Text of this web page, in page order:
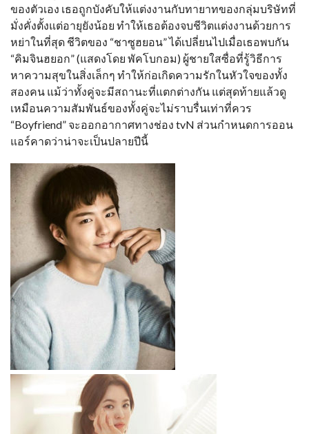
ของตัวเอง เธอถูกบังคับให้แต่งงานกับทายาทของกลุ่มบริษัทที่
มั่งคั่งตั้งแต่อายุยังน้อย ทำให้เธอต้องจบชีวิตแต่งงานด้วยการ
หย่าในที่สุด ชีวิตของ “ชาซูฮยอน” ได้เปลี่ยนไปเมื่อเธอพบกัน
“คิมจินฮยอก” (แสดงโดย พัคโบกอม) ผู้ชายใสซื่อที่รู้วิธีการ
หาความสุขในสิ่งเล็กๆ ทำให้ก่อเกิดความรักในหัวใจของทั้ง
สองคน แม้ว่าทั้งคู่จะมีสถานะที่แตกต่างกัน แต่สุดท้ายแล้วดู
เหมือนความสัมพันธ์ของทั้งคู่จะไม่ราบรื่นเท่าที่ควร
“Boyfriend” จะออกอากาศทางช่อง tvN ส่วนกำหนดการออน
แอร์คาดว่าน่าจะเป็นปลายปีนี้